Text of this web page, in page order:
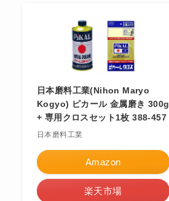
日本磨料工業(Nihon Maryo
Kogyo) ピカール 金属磨き 300g
+ 専用クロスセット1枚 388-457
日本磨料工業
Amazon
楽天市場